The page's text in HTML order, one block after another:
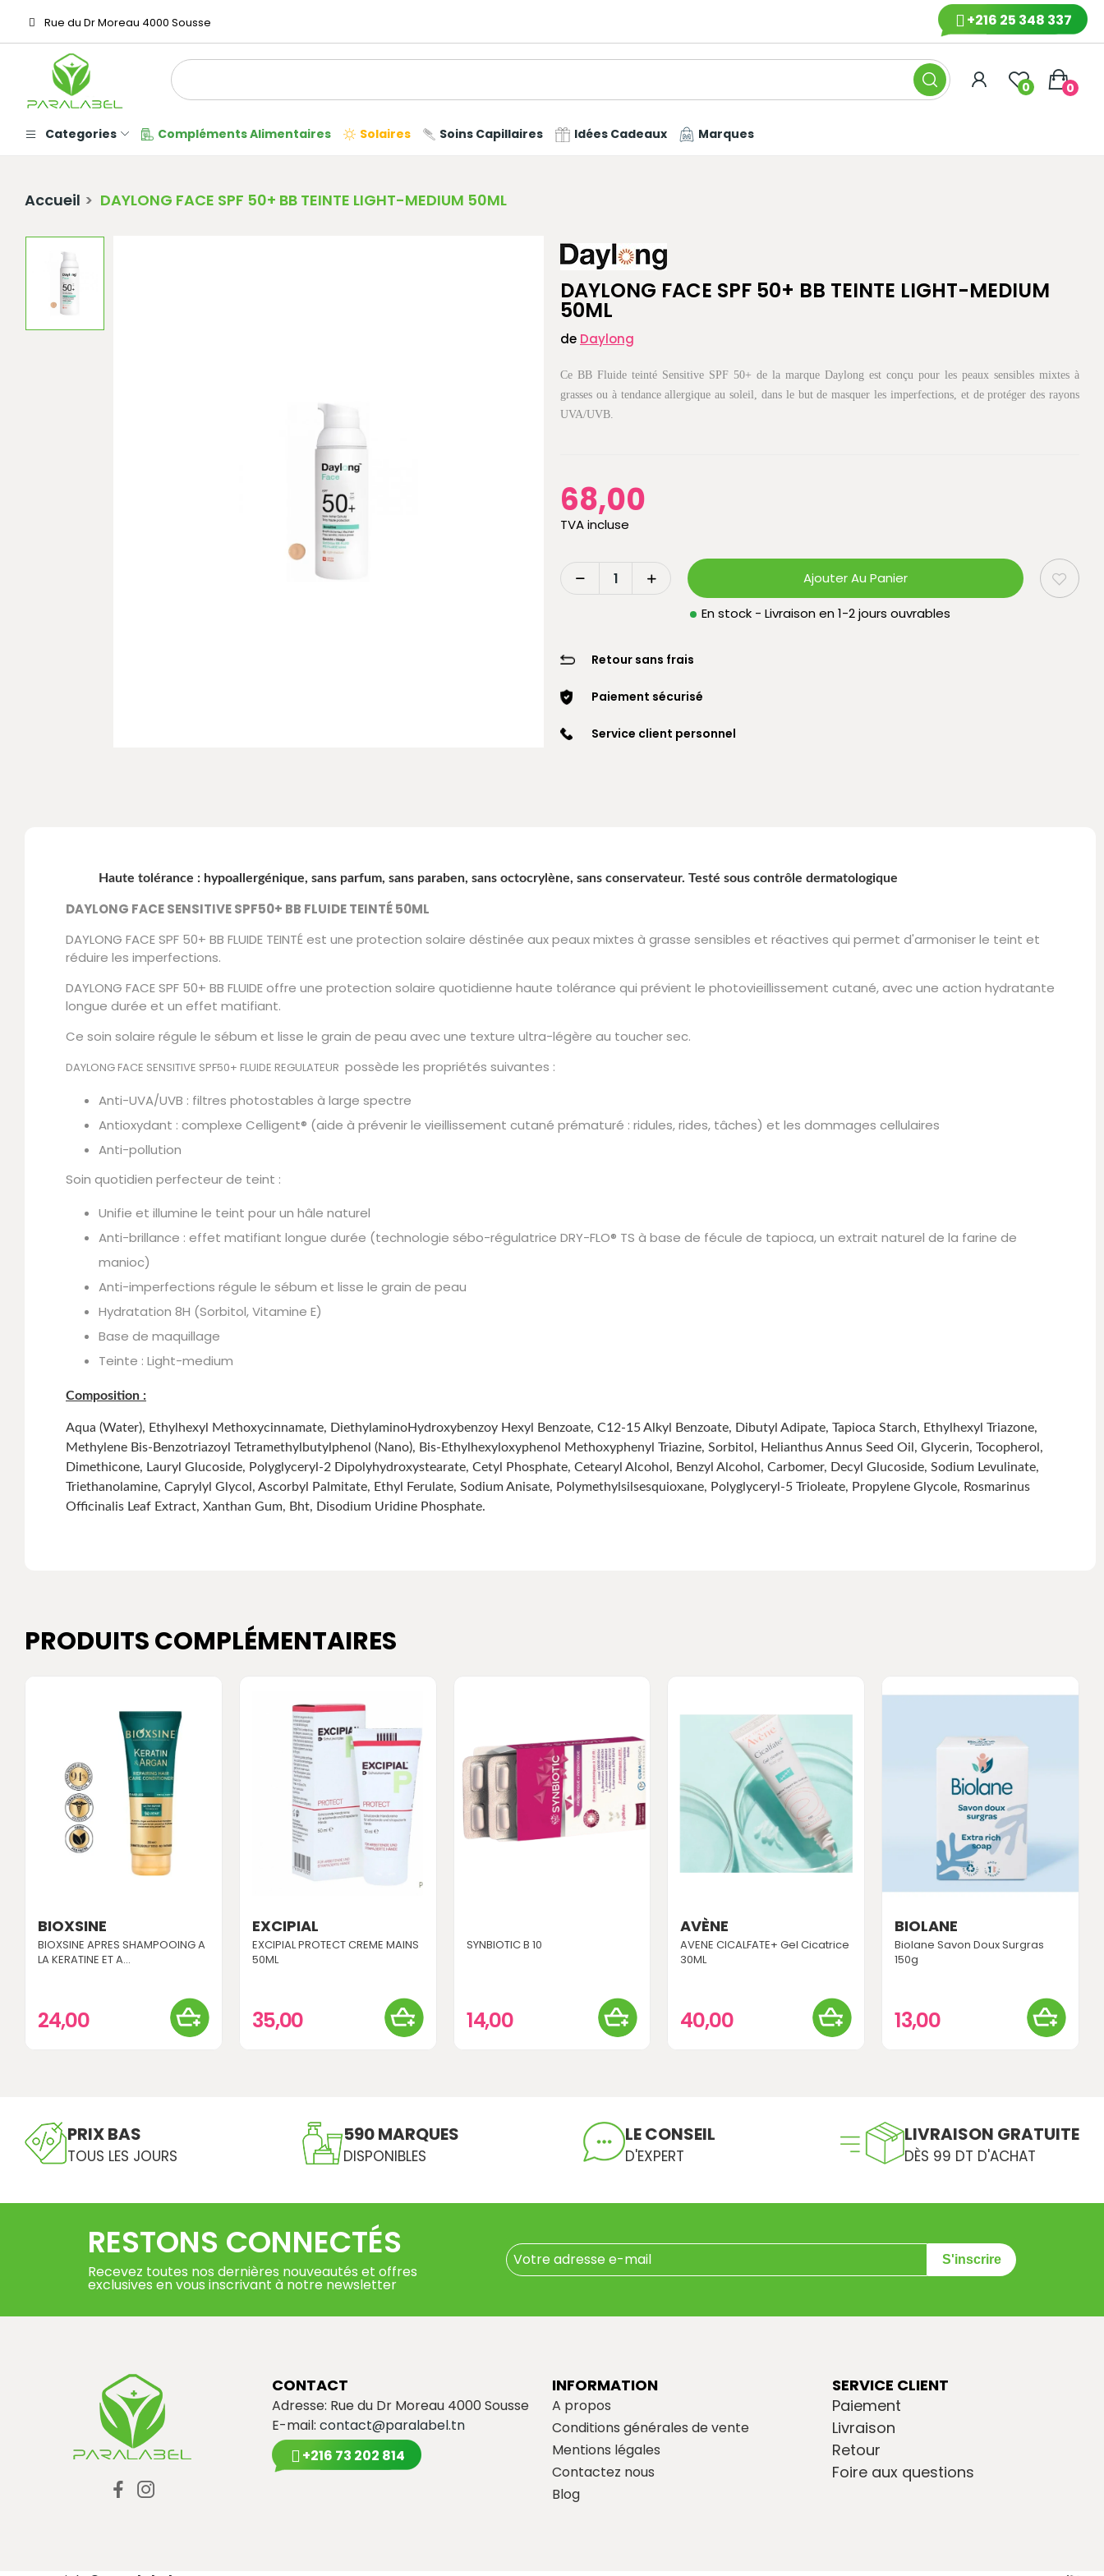
Rue du Dr Moreau 4000 Sousse +216 25 348 337
0 0
Categories Compléments Alimentaires Solaires Soins Capillaires Idées Cadeaux Marques
Accueil DAYLONG FACE SPF 50+ BB TEINTE LIGHT-MEDIUM 50ML
DAYLONG FACE SPF 50+ BB TEINTE LIGHT-MEDIUM
50ML
de Daylong
Ce BB Fluide teinté Sensitive SPF 50+ de la marque Daylong est conçu pour les peaux sensibles mixtes à
grasses ou à tendance allergique au soleil, dans le but de masquer les imperfections, et de protéger des rayons
UVA/UVB.
68,00
TVA incluse
Ajouter Au Panier
En stock - Livraison en 1-2 jours ouvrables
Retour sans frais
Paiement sécurisé
Service client personnel
Haute tolérance : hypoallergénique, sans parfum, sans paraben, sans octocrylène, sans conservateur. Testé sous contrôle dermatologique
DAYLONG FACE SENSITIVE SPF50+ BB FLUIDE TEINTÉ 50ML
DAYLONG FACE SPF 50+ BB FLUIDE TEINTÉ est une protection solaire déstinée aux peaux mixtes à grasse sensibles et réactives qui permet d'armoniser le teint et
réduire les imperfections.
DAYLONG FACE SPF 50+ BB FLUIDE offre une protection solaire quotidienne haute tolérance qui prévient le photovieillissement cutané, avec une action hydratante
longue durée et un effet matifiant.
Ce soin solaire régule le sébum et lisse le grain de peau avec une texture ultra-légère au toucher sec.
DAYLONG FACE SENSITIVE SPF50+ FLUIDE REGULATEUR possède les propriétés suivantes :
Anti-UVA/UVB : filtres photostables à large spectre
Antioxydant : complexe Celligent® (aide à prévenir le vieillissement cutané prématuré : ridules, rides, tâches) et les dommages cellulaires
Anti-pollution
Soin quotidien perfecteur de teint :
Unifie et illumine le teint pour un hâle naturel
Anti-brillance : effet matifiant longue durée (technologie sébo-régulatrice DRY-FLO® TS à base de fécule de tapioca, un extrait naturel de la farine de
manioc)
Anti-imperfections régule le sébum et lisse le grain de peau
Hydratation 8H (Sorbitol, Vitamine E)
Base de maquillage
Teinte : Light-medium
Composition :
Aqua (Water), Ethylhexyl Methoxycinnamate, DiethylaminoHydroxybenzoy Hexyl Benzoate, C12-15 Alkyl Benzoate, Dibutyl Adipate, Tapioca Starch, Ethylhexyl Triazone,
Methylene Bis-Benzotriazoyl Tetramethylbutylphenol (Nano), Bis-Ethylhexyloxyphenol Methoxyphenyl Triazine, Sorbitol, Helianthus Annus Seed Oil, Glycerin, Tocopherol,
Dimethicone, Lauryl Glucoside, Polyglyceryl-2 Dipolyhydroxystearate, Cetyl Phosphate, Cetearyl Alcohol, Benzyl Alcohol, Carbomer, Decyl Glucoside, Sodium Levulinate,
Triethanolamine, Caprylyl Glycol, Ascorbyl Palmitate, Ethyl Ferulate, Sodium Anisate, Polymethylsilsesquioxane, Polyglyceryl-5 Trioleate, Propylene Glycole, Rosmarinus
Officinalis Leaf Extract, Xanthan Gum, Bht, Disodium Uridine Phosphate.
PRODUITS COMPLÉMENTAIRES
BIOXSINE
BIOXSINE APRES SHAMPOOING A
LA KERATINE ET A...
24,00
EXCIPIAL
EXCIPIAL PROTECT CREME MAINS
50ML
35,00
SYNBIOTIC B 10
14,00
AVÈNE
AVENE CICALFATE+ Gel Cicatrice
30ML
40,00
BIOLANE
Biolane Savon Doux Surgras
150g
13,00
PRIX BAS
TOUS LES JOURS
590 MARQUES
DISPONIBLES
LE CONSEIL
D'EXPERT
LIVRAISON GRATUITE
DÈS 99 DT D'ACHAT
RESTONS CONNECTÉS
Recevez toutes nos dernières nouveautés et offres
exclusives en vous inscrivant à notre newsletter
S'inscrire
CONTACT
Adresse: Rue du Dr Moreau 4000 Sousse
E-mail: contact@paralabel.tn
+216 73 202 814
INFORMATION
A propos
Conditions générales de vente
Mentions légales
Contactez nous
Blog
SERVICE CLIENT
Paiement
Livraison
Retour
Foire aux questions